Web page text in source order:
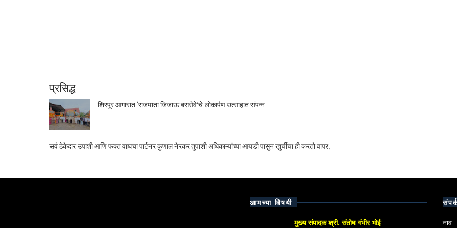
प्रसिद्ध
शिरपूर आगारात ‘राजमाता जिजाऊ बससेवे’चे लोकार्पण उत्साहात संपन्न
सर्व ठेकेदार उपाशी आणि फक्त वाघचा पार्टनर कुणाल नेरकर तुपाशी अधिकाऱ्यांच्या आयडी पासुन खुर्चीचा ही करतो वापर,
आमच्या विषयी
मुख्य संपादक श्री. संतोष गंभीर भोई
नाव